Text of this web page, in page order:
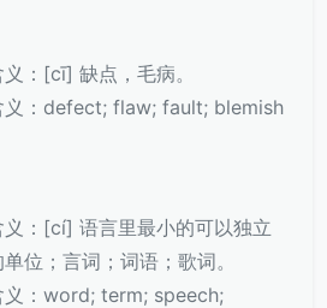
：[cī] 缺点，毛病。
义：defect; flaw; fault; blemish
义：[cí] 语言里最小的可以独立
位；言词；词语；歌词。
义：word; term; speech;